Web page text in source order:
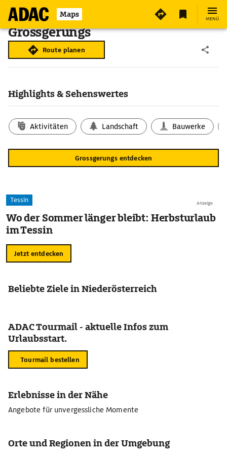
Maps MENÜ
Grossgerungs
Route planen
Highlights & Sehenswertes
Aktivitäten Landschaft Bauwerke
Grossgerungs entdecken
Anzeige
Tessin
Wo der Sommer länger bleibt: Herbsturlaub
im Tessin
Jetzt entdecken
Beliebte Ziele in Niederösterreich
ADAC Tourmail - aktuelle Infos zum
Urlaubsstart.
Tourmail bestellen
Erlebnisse in der Nähe
Angebote für unvergessliche Momente
Orte und Regionen in der Umgebung